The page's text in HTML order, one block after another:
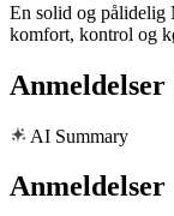
En solid og pålidelig
komfort, kontrol og
Anmeldelser
AI Summary
Anmeldelser